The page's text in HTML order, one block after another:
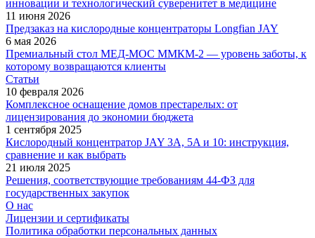
инновации и технологический суверенитет в медицине
11 июня 2026
Предзаказ на кислородные концентраторы Longfian JAY
6 мая 2026
Премиальный стол МЕД-МОС ММКМ-2 — уровень заботы, к
которому возвращаются клиенты
Статьи
10 февраля 2026
Комплексное оснащение домов престарелых: от
лицензирования до экономии бюджета
1 сентября 2025
Кислородный концентратор JAY 3A, 5A и 10: инструкция,
сравнение и как выбрать
21 июля 2025
Решения, соответствующие требованиям 44-ФЗ для
государственных закупок
О нас
Лицензии и сертификаты
Политика обработки персональных данных